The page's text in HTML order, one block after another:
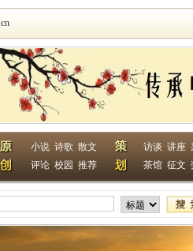
小说 诗歌 散文
评论 校园 推荐
访谈 讲座
茶馆 征文